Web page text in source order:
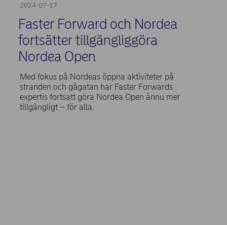
2024-07-17
Faster Forward och Nordea
fortsätter tillgängliggöra
Nordea Open
Med fokus på Nordeas öppna aktiviteter på
stranden och gågatan har Faster Forwards
expertis fortsatt göra Nordea Open ännu mer
tillgängligt – för alla.